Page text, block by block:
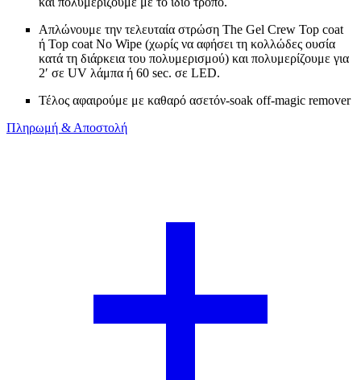
Απλώνουμε την τελευταία στρώση The Gel Crew Top coat
ή Top coat No Wipe (χωρίς να αφήσει τη κολλώδες ουσία
κατά τη διάρκεια του πολυμερισμού) και πολυμερίζουμε για
2′ σε UV λάμπα ή 60 sec. σε LED.
Τέλος αφαιρούμε με καθαρό ασετόν-soak off-magic remover
Πληρωμή & Αποστολή